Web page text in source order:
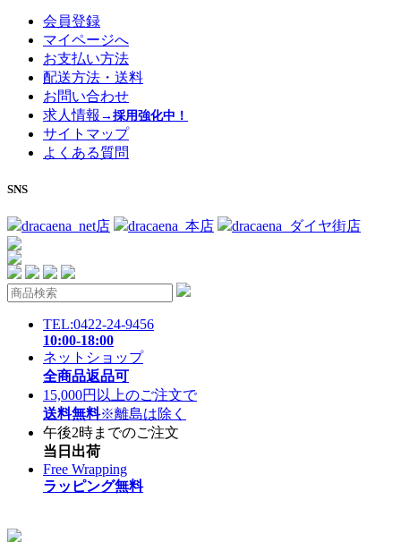
会員登録
マイページへ
お支払い方法
配送方法・送料
お問い合わせ
求人情報 →採用強化中！
サイトマップ
よくある質問
SNS
dracaena_net店 dracaena_本店 dracaena_ダイヤ街店
TEL:0422-24-9456
10:00-18:00
ネットショップ
全商品返品可
15,000円以上のご注文で
送料無料※離島は除く
午後2時までのご注文
当日出荷
Free Wrapping
ラッピング無料